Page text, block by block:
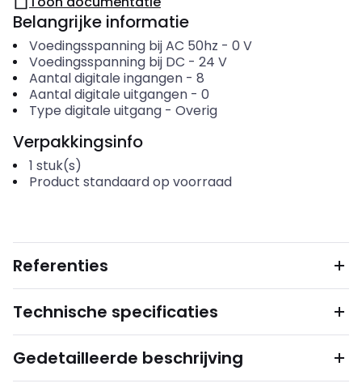
Belangrijke informatie
Voedingsspanning bij AC 50hz - 0 V
Voedingsspanning bij DC - 24 V
Aantal digitale ingangen- 8
Aantal digitale uitgangen- 0
Type digitale uitgang- Overig
Verpakkingsinfo
1 stuk(s)
Product standaard op voorraad
Referenties
Technische specificaties
Gedetailleerde beschrijving